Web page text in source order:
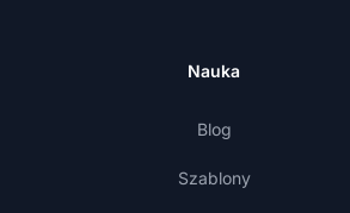
Nauka
Blog
Szablony